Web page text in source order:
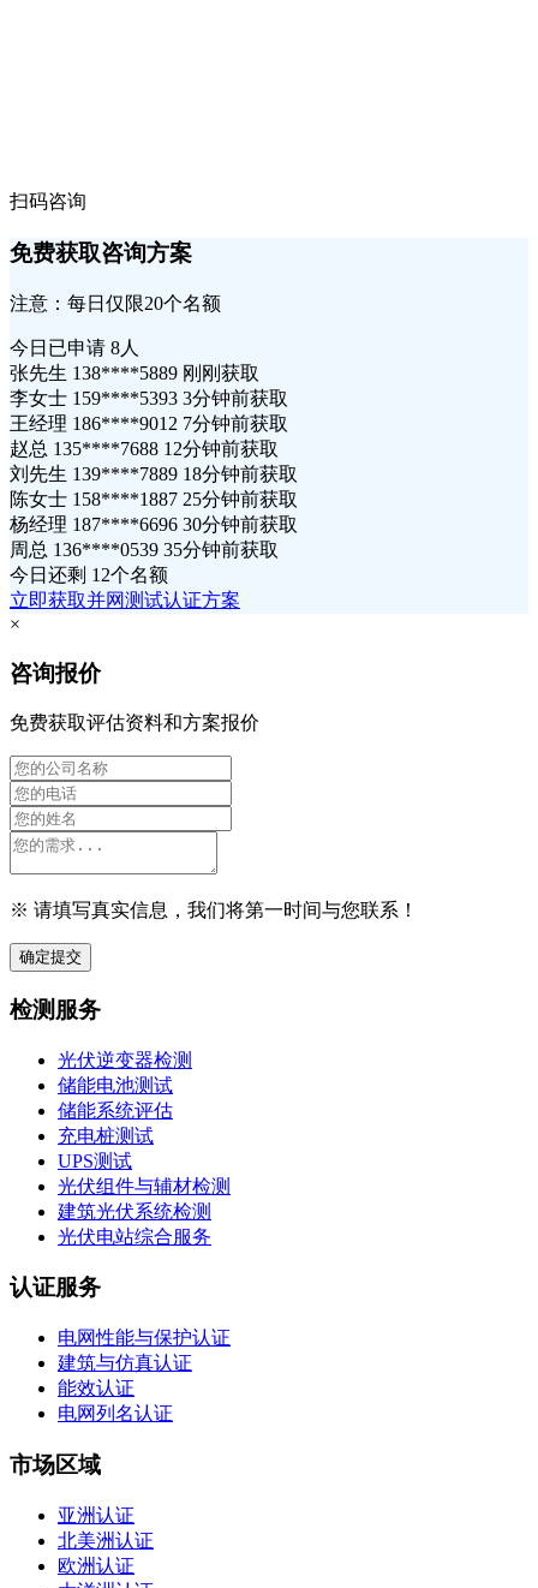
扫码咨询
免费获取咨询方案
注意：每日仅限20个名额
今日已申请 8人
张先生 138****5889 刚刚获取
李女士 159****5393 3分钟前获取
王经理 186****9012 7分钟前获取
赵总 135****7688 12分钟前获取
刘先生 139****7889 18分钟前获取
陈女士 158****1887 25分钟前获取
杨经理 187****6696 30分钟前获取
周总 136****0539 35分钟前获取
今日还剩 12个名额
立即获取并网测试认证方案
×
咨询报价
免费获取评估资料和方案报价
※ 请填写真实信息，我们将第一时间与您联系！
确定提交
检测服务
光伏逆变器检测
储能电池测试
储能系统评估
充电桩测试
UPS测试
光伏组件与辅材检测
建筑光伏系统检测
光伏电站综合服务
认证服务
电网性能与保护认证
建筑与仿真认证
能效认证
电网列名认证
市场区域
亚洲认证
北美洲认证
欧洲认证